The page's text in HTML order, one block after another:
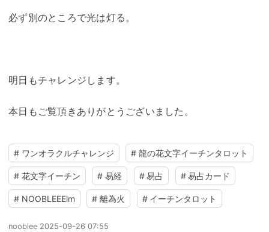
必ず別のところで光は灯る。
明日もチャレンジします。
本日もご覧頂きありがとうございました。
# ワンオラクルチャレンジ # 龍の花文字イーチンタロット
# 花文字イーチン # 易経 # 易占 # 易占カード
# NOOBLEEElm # 離為火 # イーチンタロット
nooblee 2025-09-26 07:55